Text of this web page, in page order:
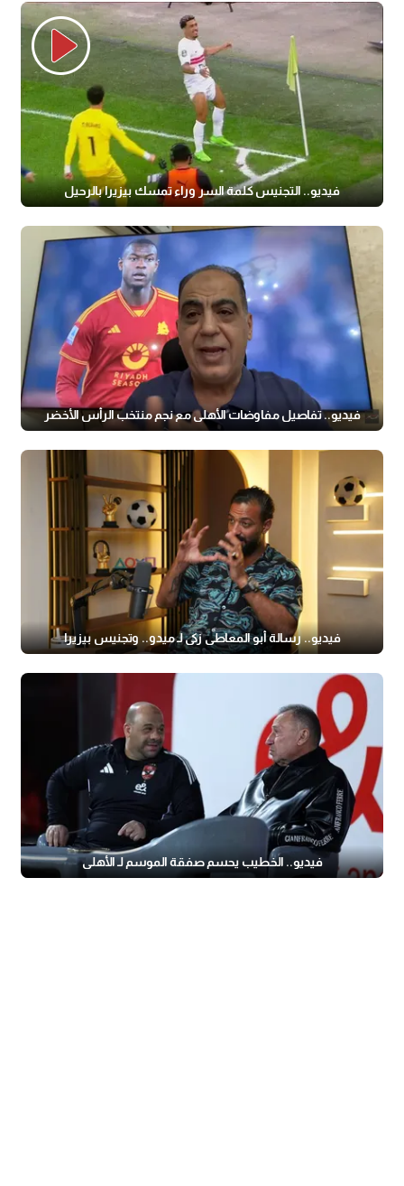
فيديو.. التجنيس كلمة السر وراء تمسك بيزيرا بالرحيل
فيديو.. تفاصيل مفاوضات الأهلي مع نجم منتخب الرأس الأخضر
فيديو.. رسالة أبو المعاطي زكي لـ ميدو.. وتجنيس بيزيرا
فيديو.. الخطيب يحسم صفقة الموسم لـ الأهلي